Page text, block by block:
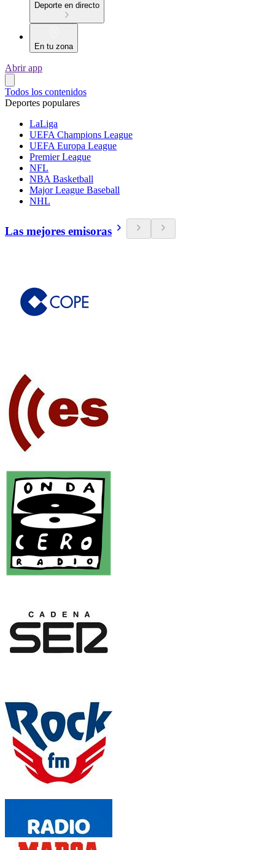
Deporte en directo
En tu zona
Abrir app
Todos los contenidos
Deportes populares
LaLiga
UEFA Champions League
UEFA Europa League
Premier League
NFL
NBA Basketball
Major League Baseball
NHL
Las mejores emisoras